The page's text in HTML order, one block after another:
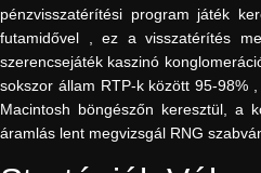
pénzvisszatérítési program játék
futamidővel , ez a visszatérítés
szerencsejáték kaszinó
sokszor állam RTP-k között 95-98%
Macintosh böngészőn keresztül, a
áramlás lent megvizsgál RNG